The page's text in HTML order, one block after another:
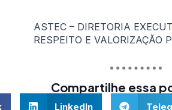
ASTEC – DIRETORIA
RESPEITO E VALORIZAÇÃO
Compartilhe essa
LinkedIn